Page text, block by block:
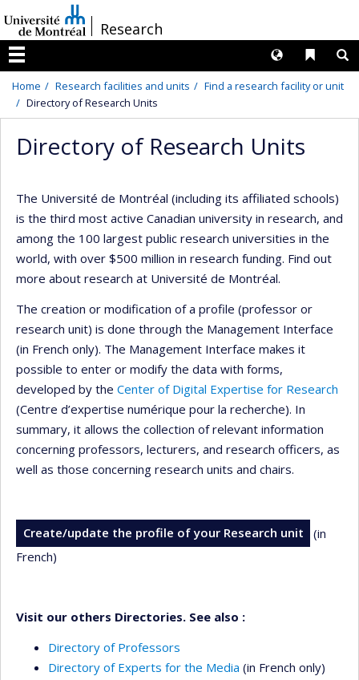
au
contenu
/Research
Menu
Liens
Langues
Home Research facilities and units
Find a research facility or unit
Directory of Research Units
Directory of Research Units
The Université de Montréal (including its affiliated schools)
is the third most active Canadian university in research, and
among the 100 largest public research universities in the
world, with over $500 million in research funding. Find out
more about research at Université de Montréal.
The creation or modification of a profile (professor or
research unit) is done through the Management Interface
(in French only). The Management Interface makes it
possible to enter or modify the data with forms,
developed by the Center of Digital Expertise for Research
(Centre d’expertise numérique pour la recherche). In
summary, it allows the collection of relevant information
concerning professors, lecturers, and research officers, as
well as those concerning research units and chairs.
Create/update the profile of your Research unit
(in
French)
Visit our others Directories. See also :
Directory of Professors
Directory of Experts for the Media (in French only)